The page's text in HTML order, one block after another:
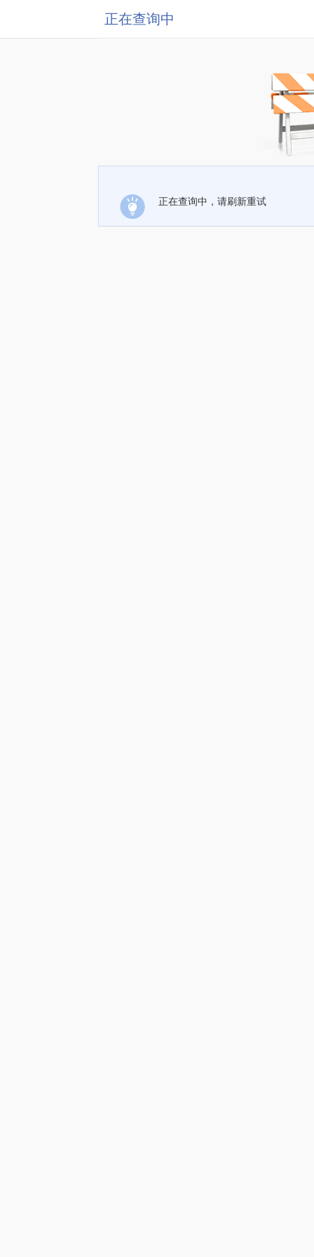
正在查询中
正在查询中，请刷新重试